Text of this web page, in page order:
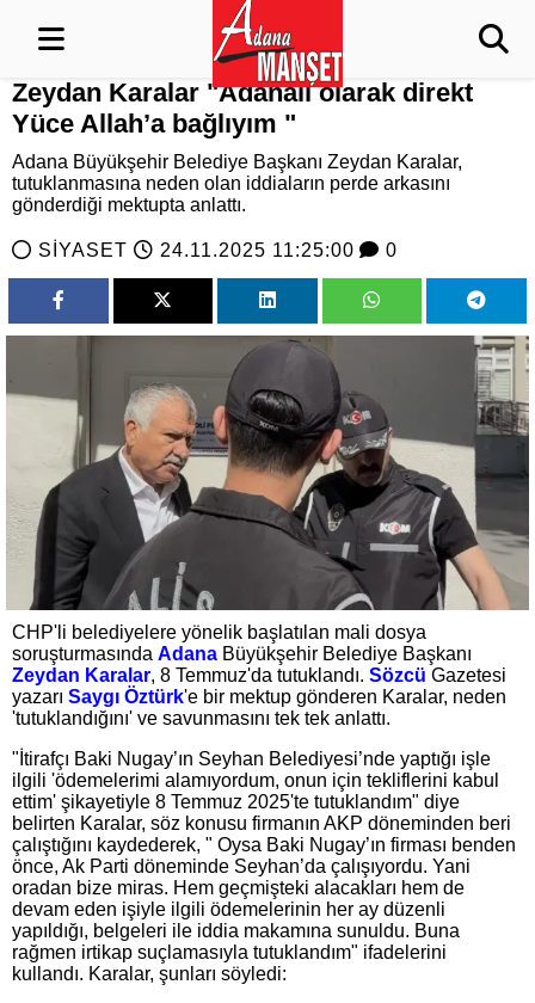
Zeydan Karalar "Adanalı olarak direkt
Yüce Allah’a bağlıyım "
Adana Büyükşehir Belediye Başkanı Zeydan Karalar,
tutuklanmasına neden olan iddiaların perde arkasını
gönderdiği mektupta anlattı.
SİYASET 24.11.2025 11:25:00 0
CHP'li belediyelere yönelik başlatılan mali dosya
soruşturmasında Adana Büyükşehir Belediye Başkanı
Zeydan Karalar, 8 Temmuz'da tutuklandı. Sözcü Gazetesi
yazarı Saygı Öztürk'e bir mektup gönderen Karalar, neden
'tutuklandığını' ve savunmasını tek tek anlattı.
"İtirafçı Baki Nugay’ın Seyhan Belediyesi’nde yaptığı işle
ilgili 'ödemelerimi alamıyordum, onun için tekliflerini kabul
ettim' şikayetiyle 8 Temmuz 2025'te tutuklandım" diye
belirten Karalar, söz konusu firmanın AKP döneminden beri
çalıştığını kaydederek, " Oysa Baki Nugay’ın firması benden
önce, Ak Parti döneminde Seyhan’da çalışıyordu. Yani
oradan bize miras. Hem geçmişteki alacakları hem de
devam eden işiyle ilgili ödemelerinin her ay düzenli
yapıldığı, belgeleri ile iddia makamına sunuldu. Buna
rağmen irtikap suçlamasıyla tutuklandım" ifadelerini
kullandı. Karalar, şunları söyledi: